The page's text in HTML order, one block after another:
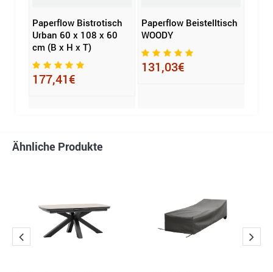
Paperflow Bistrotisch
Urban 60 x 108 x 60
cm (B x H x T)
177,41€
Paperflow Beistelltisch
WOODY
131,03€
Ähnliche Produkte